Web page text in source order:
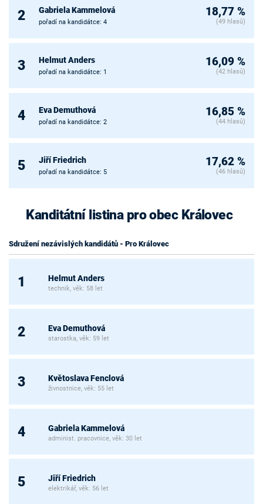
2 Gabriela Kammelová
pořadí na kandidátce: 4
18,77 %
(49 hlasů)
3 Helmut Anders
pořadí na kandidátce: 1
16,09 %
(42 hlasů)
4 Eva Demuthová
pořadí na kandidátce: 2
16,85 %
(44 hlasů)
5 Jiří Friedrich
pořadí na kandidátce: 5
17,62 %
(46 hlasů)
Kanditátní listina pro obec Královec
Sdružení nezávislých kandidátů - Pro Královec
1 Helmut Anders
technik, věk: 58 let
2 Eva Demuthová
starostka, věk: 59 let
3 Květoslava Fenclová
živnostnice, věk: 55 let
4 Gabriela Kammelová
administ. pracovnice, věk: 30 let
5 Jiří Friedrich
elektrikář, věk: 56 let